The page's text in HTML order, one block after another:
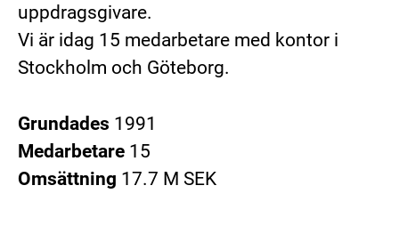
uppdragsgivare.
Vi är idag 15 medarbetare med kontor i
Stockholm och Göteborg.
Grundades 1991
Medarbetare 15
Omsättning 17.7 M SEK